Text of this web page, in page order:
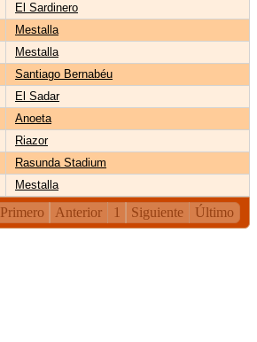
El Sardinero
Mestalla
Mestalla
Santiago Bernabéu
El Sadar
Anoeta
Riazor
Rasunda Stadium
Mestalla
Primero Anterior 1 Siguiente Último